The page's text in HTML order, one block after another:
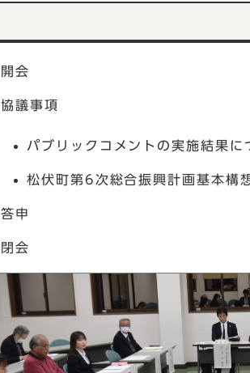
開会
協議事項
パブリックコメントの実施結果に
松伏町第6次総合振興計画基本構
答申
閉会